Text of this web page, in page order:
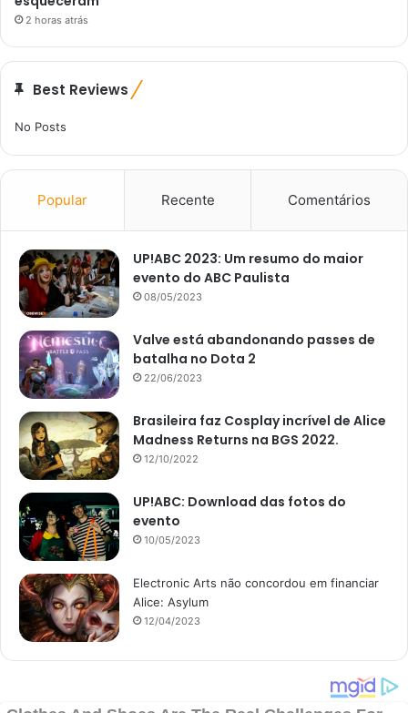
2 horas atrás
Best Reviews
No Posts
Popular Recente Comentários
UP!ABC 2023: Um resumo do maior
evento do ABC Paulista
08/05/2023
Valve está abandonando passes de
batalha no Dota 2
22/06/2023
Brasileira faz Cosplay incrível de Alice
Madness Returns na BGS 2022.
12/10/2022
UP!ABC: Download das fotos do
evento
10/05/2023
Electronic Arts não concordou em financiar
Alice: Asylum
12/04/2023